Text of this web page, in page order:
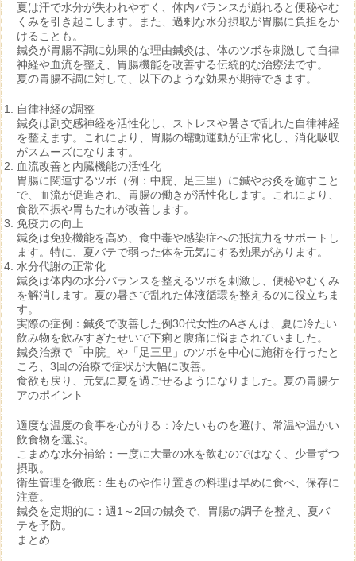
夏は汗で水分が失われやすく、体内バランスが崩れると便秘やむ
くみを引き起こします。また、過剰な水分摂取が胃腸に負担をか
けることも。
鍼灸が胃腸不調に効果的な理由鍼灸は、体のツボを刺激して自律
神経や血流を整え、胃腸機能を改善する伝統的な治療法です。
夏の胃腸不調に対して、以下のような効果が期待できます。
自律神経の調整
鍼灸は副交感神経を活性化し、ストレスや暑さで乱れた自律神経
を整えます。これにより、胃腸の蠕動運動が正常化し、消化吸収
がスムーズになります。
血流改善と内臓機能の活性化
胃腸に関連するツボ（例：中脘、足三里）に鍼やお灸を施すこと
で、血流が促進され、胃腸の働きが活性化します。これにより、
食欲不振や胃もたれが改善します。
免疫力の向上
鍼灸は免疫機能を高め、食中毒や感染症への抵抗力をサポートし
ます。特に、夏バテで弱った体を元気にする効果があります。
水分代謝の正常化
鍼灸は体内の水分バランスを整えるツボを刺激し、便秘やむくみ
を解消します。夏の暑さで乱れた体液循環を整えるのに役立ちま
す。
実際の症例：鍼灸で改善した例30代女性のAさんは、夏に冷たい
飲み物を飲みすぎたせいで下痢と腹痛に悩まされていました。
鍼灸治療で「中脘」や「足三里」のツボを中心に施術を行ったと
ころ、3回の治療で症状が大幅に改善。
食欲も戻り、元気に夏を過ごせるようになりました。 夏の胃腸ケ
アのポイント
適度な温度の食事を心がける ：冷たいものを避け、常温や温かい
飲食物を選ぶ。
こまめな水分補給 ：一度に大量の水を飲むのではなく、少量ずつ
摂取。
衛生管理を徹底 ：生ものや作り置きの料理は早めに食べ、保存に
注意。
鍼灸を定期的に ：週1～2回の鍼灸で、胃腸の調子を整え、夏バ
テを予防。
まとめ